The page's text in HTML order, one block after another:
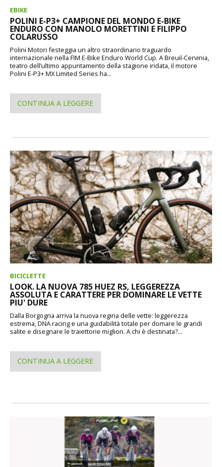
EBIKE
POLINI E-P3+ CAMPIONE DEL MONDO E-BIKE
ENDURO CON MANOLO MORETTINI E FILIPPO
COLARUSSO
Polini Motori festeggia un altro straordinario traguardo
internazionale nella FIM E-Bike Enduro World Cup. A Breuil-Cervinia,
teatro dell’ultimo appuntamento della stagione iridata, il motore
Polini E-P3+ MX Limited Series ha...
CONTINUA A LEGGERE
BICICLETTE
LOOK. LA NUOVA 785 HUEZ RS, LEGGEREZZA
ASSOLUTA E CARATTERE PER DOMINARE LE VETTE
PIU' DURE
Dalla Borgogna arriva la nuova regina delle vette: leggerezza
estrema, DNA racing e una guidabilità totale per domare le grandi
salite e disegnare le traiettorie migliori. A chi è destinata?...
CONTINUA A LEGGERE